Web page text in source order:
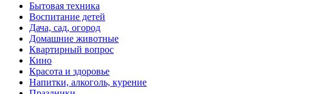
Бытовая техника
Воспитание детей
Дача, сад, огород
Домашние животные
Квартирный вопрос
Кино
Красота и здоровье
Напитки, алкоголь, курение